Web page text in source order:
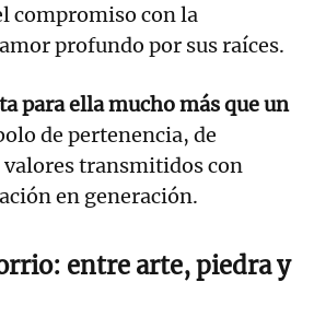
compromiso con la
profundo por sus raíces.
para ella mucho más que un
de pertenencia, de
transmitidos con
en generación.
entre arte, piedra y